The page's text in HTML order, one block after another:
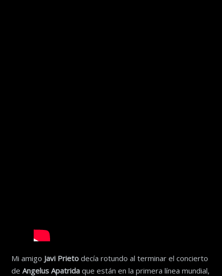
Mi amigo Javi Prietodecía rotundo al terminar el concierto
de Angelus Apatridaque están en la primera línea mundial,